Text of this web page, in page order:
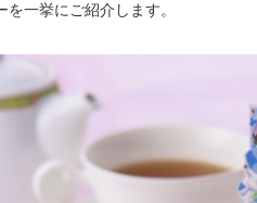
を一挙にご紹介します。